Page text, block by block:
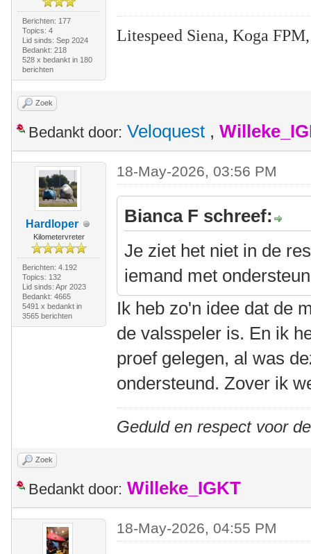
Berichten: 177
Topics: 4
Lid sinds: Sep 2024
Bedankt: 218
528 x bedankt in 180
berichten
Litespeed Siena, Koga
Zoek
Bedankt door: Veloquest ,
Hardloper
Kilometervreter
Berichten: 4.192
Topics: 132
Lid sinds: Apr 2023
Bedankt: 4665
5491 x bedankt in
3565 berichten
18-May-2026, 03:56 PM
Bianca F schreef:
Je ziet het niet in de
iemand met
Ik heb zo'n idee dat de
de valsspeler is. En ik
proef gelegen, al was
ondersteund. Zover ik
Geduld en respect voor
Zoek
Bedankt door: Willeke_IGKT
18-May-2026, 04:55 PM